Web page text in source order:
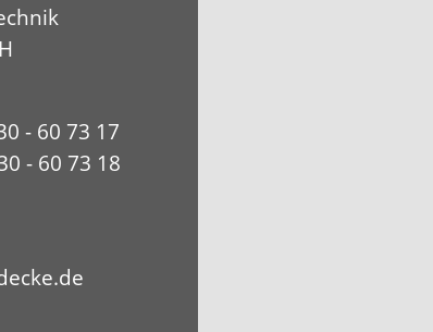
- 60 73 17
- 60 73 18